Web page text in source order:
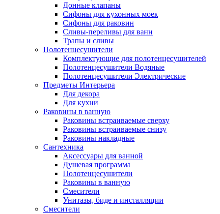
Донные клапаны
Сифоны для кухонных моек
Сифоны для раковин
Сливы-переливы для ванн
Трапы и сливы
Полотенцесушители
Комплектующие для полотенцесушителей
Полотенцесушители Водяные
Полотенцесушители Электрические
Предметы Интерьера
Для декора
Для кухни
Раковины в ванную
Раковины встраиваемые сверху
Раковины встраиваемые снизу
Раковины накладные
Сантехника
Аксессуары для ванной
Душевая программа
Полотенцесушители
Раковины в ванную
Смесители
Унитазы, биде и инсталляции
Смесители